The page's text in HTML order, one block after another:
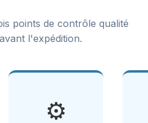
points de contrôle qualité
l'expédition.
⚙️